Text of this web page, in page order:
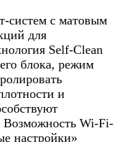
систем с матовым
для
Self-Clean
блока, режим
и
Возможность Wi-Fi-
настройки»